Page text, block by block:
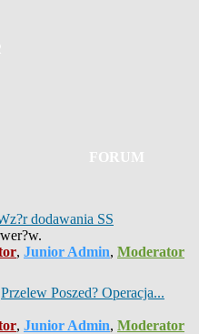
FORUM
dodawania SS
, Junior Admin, Moderator
Przelew Poszed? Operacja...
, Junior Admin, Moderator